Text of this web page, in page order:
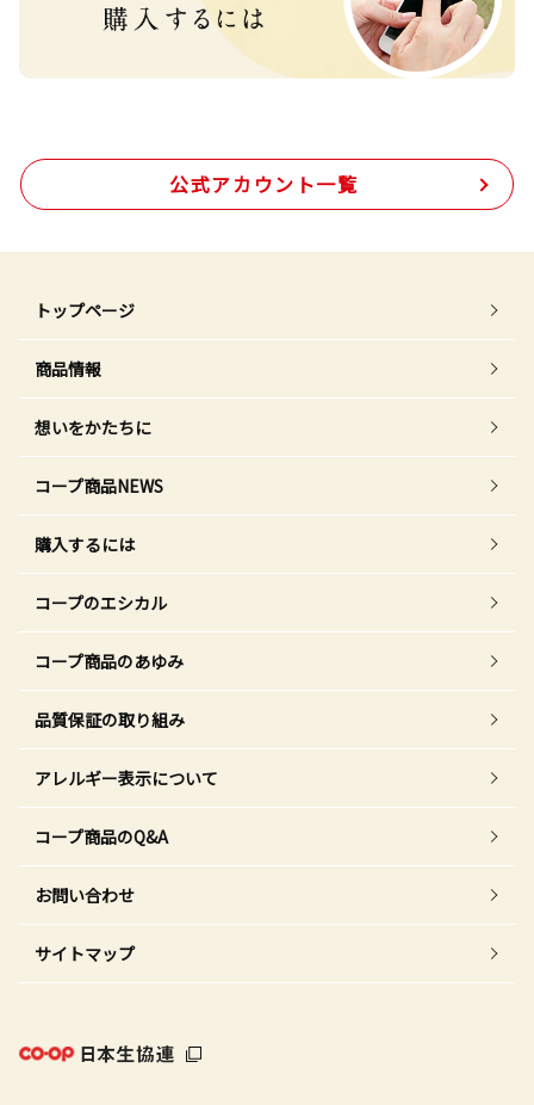
公式アカウント一覧
トップページ
商品情報
想いをかたちに
コープ商品NEWS
購入するには
コープのエシカル
コープ商品のあゆみ
品質保証の取り組み
アレルギー表示について
コープ商品のQ&A
お問い合わせ
サイトマップ